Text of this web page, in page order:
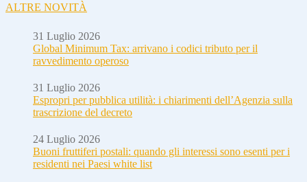
ALTRE NOVITÀ
31 Luglio 2026
Global Minimum Tax: arrivano i codici tributo per il
ravvedimento operoso
31 Luglio 2026
Espropri per pubblica utilità: i chiarimenti dell’Agenzia sulla
trascrizione del decreto
24 Luglio 2026
Buoni fruttiferi postali: quando gli interessi sono esenti per i
residenti nei Paesi white list